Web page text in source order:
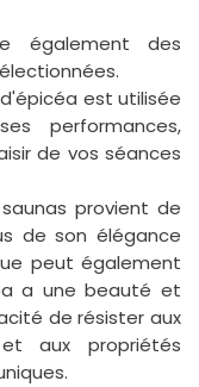
également des
est utilisée
performances,
de vos séances
provient de
de son élégance
peut également
a une beauté et
de résister aux
aux propriétés